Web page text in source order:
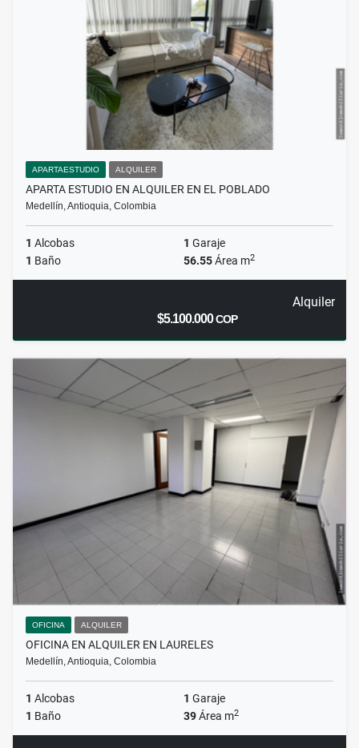
APARTAESTUDIO ALQUILER
APARTA ESTUDIO EN ALQUILER EN EL POBLADO
Medellín, Antioquia, Colombia
1 Alcobas 1 Garaje
1 Baño 56.55Área m2
Alquiler
$5.100.000COP
OFICINA ALQUILER
OFICINA EN ALQUILER EN LAURELES
Medellín, Antioquia, Colombia
1 Alcobas 1 Garaje
1 Baño 39Área m2